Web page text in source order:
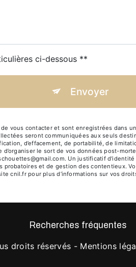
ci-dessous **
Envoyer
vous contacter et sont enregistrées dans
seront communiquées aux seuls
d’effacement, de portabilité, de
le sort de vos données post-
Un justificatif
et de gestion des contentieux.
cnil.fr pour plus d’informations sur vos
Recherches fréquentes
droits réservés - Mentions